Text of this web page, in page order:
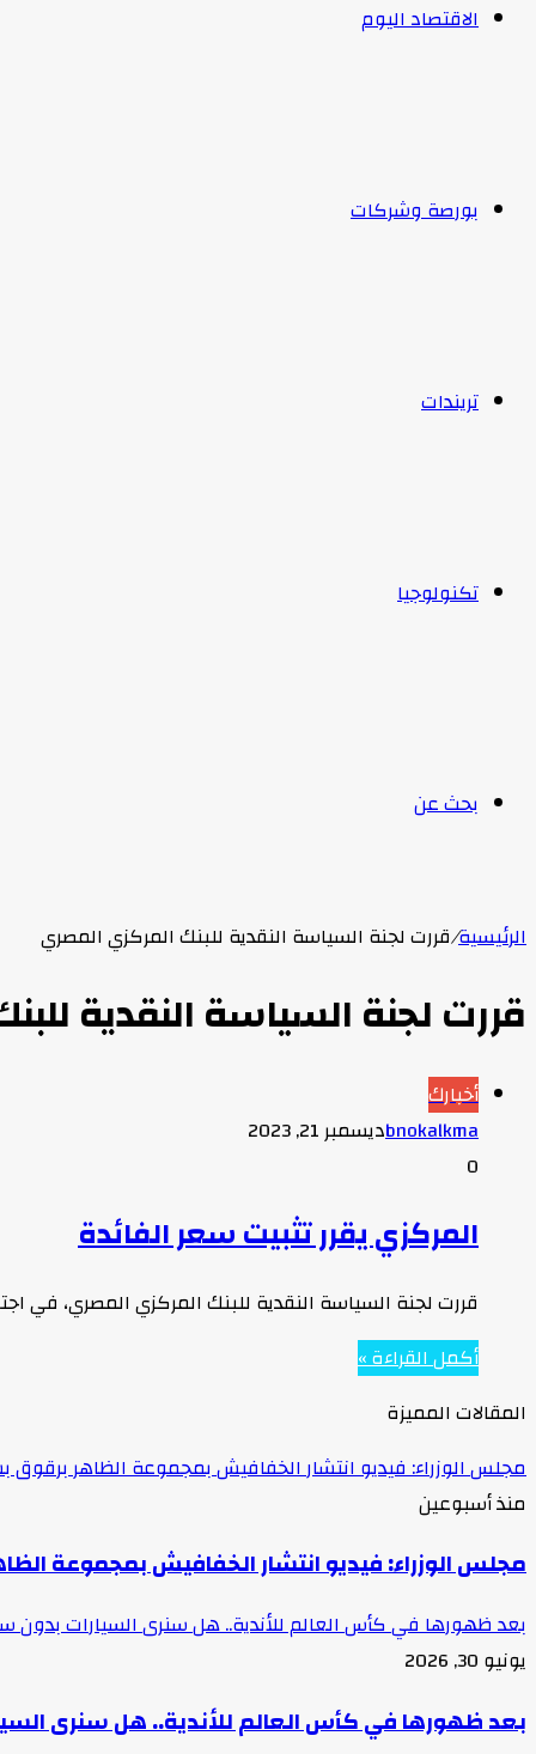
الاقتصاد اليوم
بورصة وشركات
تريندات
تكنولوجيا
بحث عن
الرئيسية/قررت لجنة السياسة النقدية للبنك المركزي المصري
قررت لجنة السياسة النقدية
أخبارك
bnokalkmaديسمبر 21, 2023
0
المركزي يقرر تثبيت سعر الفائدة
قررت لجنة السياسة النقدية للبنك المركزي المصري، في اجتماعها الأخير لعام 2023 يوم الخميس،
أكمل القراءة »
المقالات المميزة
مجلس الوزراء: فيديو انتشار الخفافيش بمجموعة الظاهر برقوق
منذ أسبوعين
مجلس الوزراء: فيديو انتشار الخفافيش بمجموعة
بعد ظهورها في كأس العالم للأندية.. هل سنرى السيارات
يونيو 30, 2026
بعد ظهورها في كأس العالم للأندية.. هل سنرى